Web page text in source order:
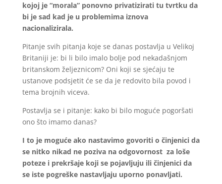
kojoj je “morala” ponovno privatizirati tu tvrtku da
bi je sad kad je u problemima iznova
nacionalizirala.
Pitanje svih pitanja koje se danas postavlja u Velikoj
Britaniji je: bi li bilo imalo bolje pod nekadašnjom
britanskom željeznicom? Oni koji se sjećaju te
ustanove podsjetit će se da je redovito bila povod i
tema brojnih viceva.
Postavlja se i pitanje: kako bi bilo moguće pogoršati
ono što imamo danas?
I to je moguće ako nastavimo govoriti o činjenici da
se nitko nikad ne poziva na odgovornost za loše
poteze i prekršaje koji se pojavljuju ili činjenici da
se iste pogreške nastavljaju uporno ponavljati.